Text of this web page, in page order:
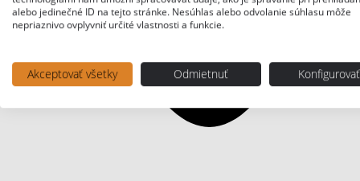
alebo jedinečné ID na tejto stránke. Nesúhlas alebo odvolanie súhlasu môže
nepriaznivo ovplyvniť určité vlastnosti a funkcie.
Akceptovať všetky Odmietnuť Konfigurovať